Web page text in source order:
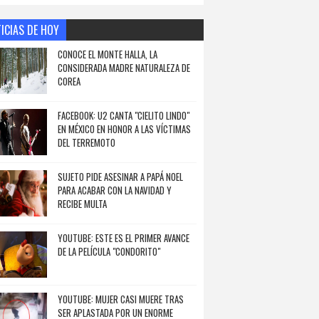
DE HOY
CONOCE EL MONTE HALLA, LA
CONSIDERADA MADRE NATURALEZA DE
COREA
FACEBOOK: U2 CANTA "CIELITO LINDO"
EN MÉXICO EN HONOR A LAS VÍCTIMAS
DEL TERREMOTO
SUJETO PIDE ASESINAR A PAPÁ NOEL
PARA ACABAR CON LA NAVIDAD Y
RECIBE MULTA
YOUTUBE: ESTE ES EL PRIMER AVANCE
DE LA PELÍCULA "CONDORITO"
YOUTUBE: MUJER CASI MUERE TRAS
SER APLASTADA POR UN ENORME